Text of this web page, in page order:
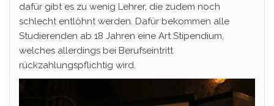
dafür gibt es zu wenig Lehrer, die zudem noch
schlecht entlöhnt werden. Dafür bekommen alle
Studierenden ab 18 Jahren eine Art Stipendium,
welches allerdings bei Berufseintritt
rückzahlungspflichtig wird.